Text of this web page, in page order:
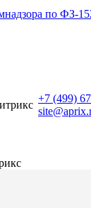
по ФЗ-
+7 (499)